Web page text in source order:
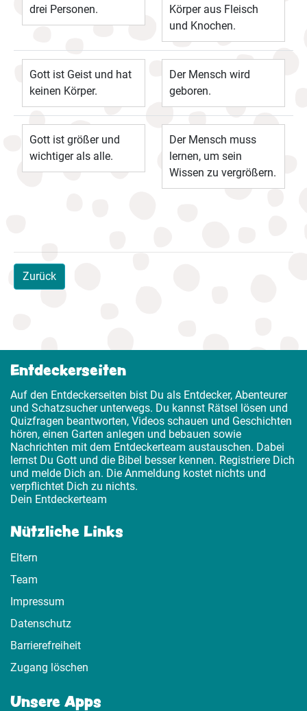
drei Personen.
Körper aus Fleisch
und Knochen.
Gott ist Geist und hat
keinen Körper.
Der Mensch wird
geboren.
Gott ist größer und
wichtiger als alle.
Der Mensch muss
lernen, um sein
Wissen zu vergrößern.
Zurück
Entdeckerseiten
Auf den Entdeckerseiten bist Du als Entdecker, Abenteurer
und Schatzsucher unterwegs. Du kannst Rätsel lösen und
Quizfragen beantworten, Videos schauen und Geschichten
hören, einen Garten anlegen und bebauen sowie
Nachrichten mit dem Entdeckerteam austauschen. Dabei
lernst Du Gott und die Bibel besser kennen. Registriere Dich
und melde Dich an. Die Anmeldung kostet nichts und
verpflichtet Dich zu nichts.
Dein Entdeckerteam
Nützliche Links
Eltern
Team
Impressum
Datenschutz
Barrierefreiheit
Zugang löschen
Unsere Apps